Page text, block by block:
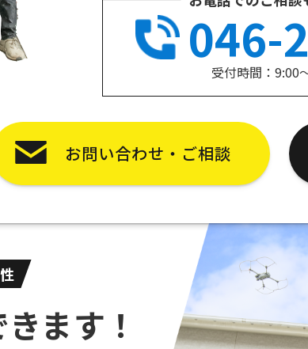
046-
受付時間：
お問い合わせ・ご相談
ます！